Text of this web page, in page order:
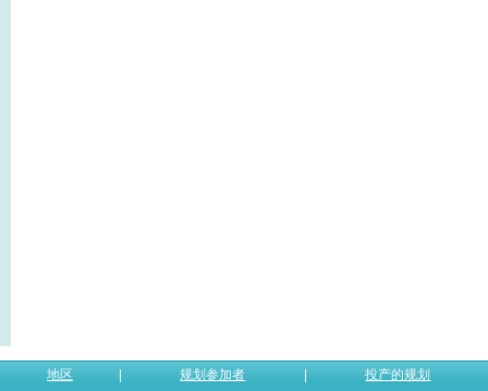
地区 规划参加者 投产的规划